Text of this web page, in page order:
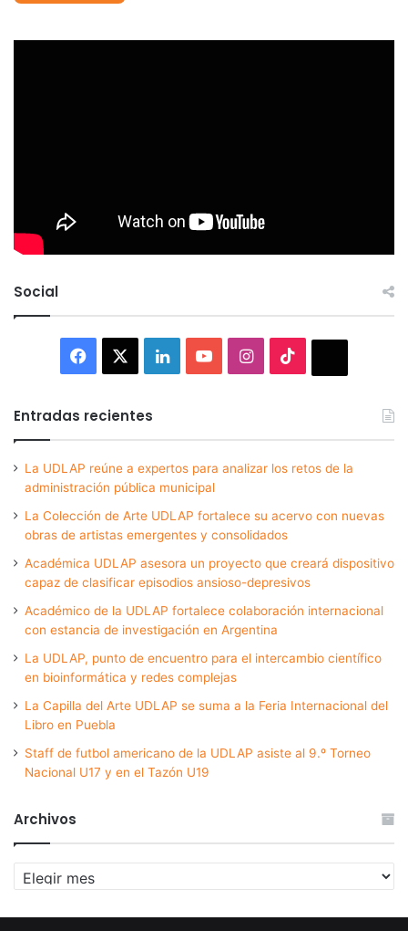
Social
Facebook LinkedInYouTubeInstagram
Entradas recientes
La UDLAP reúne a expertos para analizar los retos de la
administración pública municipal
La Colección de Arte UDLAP fortalece su acervo con nuevas
obras de artistas emergentes y consolidados
Académica UDLAP asesora un proyecto que creará dispositivo
capaz de clasificar episodios ansioso-depresivos
Académico de la UDLAP fortalece colaboración internacional
con estancia de investigación en Argentina
La UDLAP, punto de encuentro para el intercambio científico
en bioinformática y redes complejas
La Capilla del Arte UDLAP se suma a la Feria Internacional del
Libro en Puebla
Staff de futbol americano de la UDLAP asiste al 9.º Torneo
Nacional U17 y en el Tazón U19
Archivos
Archivos